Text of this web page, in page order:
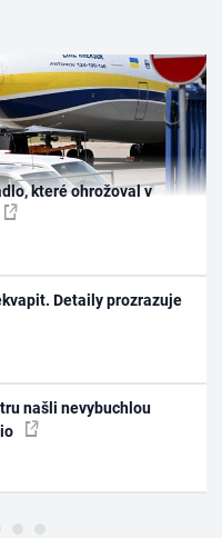
které ohrožoval v
Detaily prozrazuje
našli nevybuchlou